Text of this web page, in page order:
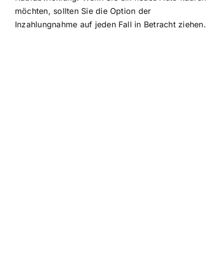
möchten, sollten Sie die Option der
Inzahlungnahme auf jeden Fall in Betracht ziehen.